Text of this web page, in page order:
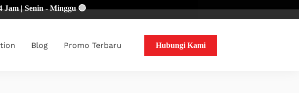
- Minggu 🔴
Blog Promo Terbaru Hubungi Kami